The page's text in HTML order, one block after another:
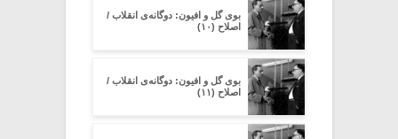
بوی گل و افیون: دوگانه‌ی انقلاب /
اصلاح (۱۰)
بوی گل و افیون: دوگانه‌ی انقلاب /
اصلاح (۱۱)